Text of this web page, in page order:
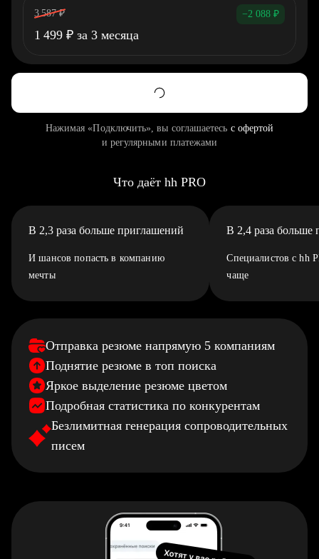
3 587 ₽ −2 088 ₽
1 499 ₽ за 3 месяца
Нажимая «Подключить», вы соглашаетесь с офертой
и регулярными платежами
Что даёт hh PRO
В 2,3 раза больше приглашений
И шансов попасть в компанию
мечты
В 2,4 раза больше
Специалистов с hh
чаще
Отправка резюме напрямую 5 компаниям
Поднятие резюме в топ поиска
Яркое выделение резюме цветом
Подробная статистика по конкурентам
Безлимитная генерация сопроводительных
писем